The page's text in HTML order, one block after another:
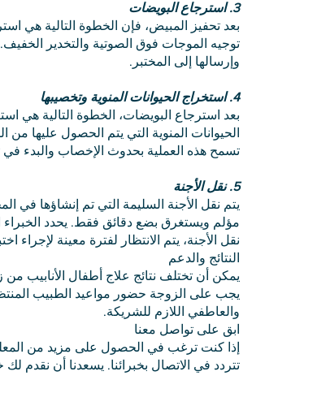
3. استرجاع البويضات
بعد تحفيز المبيض، فإن الخطوة التالية هي
توجيه الموجات فوق الصوتية والتخدير
وإرسالها إلى المختبر.
4. استخراج الحيوانات المنوية وتخصيبها
بعد استرجاع البويضات، الخطوة التالية هي
الحيوانات المنوية التي يتم الحصول عليها
تسمح هذه العملية بحدوث الإخصاب والبدء في
5. نقل الأجنة
يتم نقل الأجنة السليمة التي تم إنشاؤها في
مؤلم ويستغرق بضع دقائق فقط. يحدد الخبراء
نقل الأجنة، يتم الانتظار لفترة معينة لإجراء
النتائج والدعم
يمكن أن تختلف نتائج علاج أطفال الأنابيب
يجب على الزوجة حضور مواعيد الطبيب
والعاطفي اللازم للشريكة.
ابق على تواصل معنا
إذا كنت ترغب في الحصول على مزيد من
تتردد في الاتصال بخبرائنا. يسعدنا أن نقدم لك